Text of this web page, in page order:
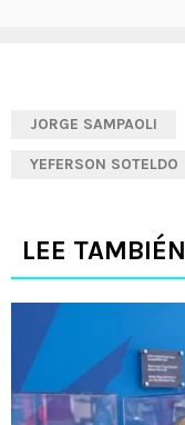
JORGE SAMPAOLI
YEFERSON SOTELDO
LEE TAMBIÉN